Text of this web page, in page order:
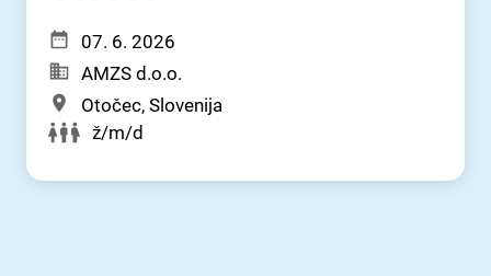
07. 6. 2026
AMZS d.o.o.
Otočec, Slovenija
ž/m/d